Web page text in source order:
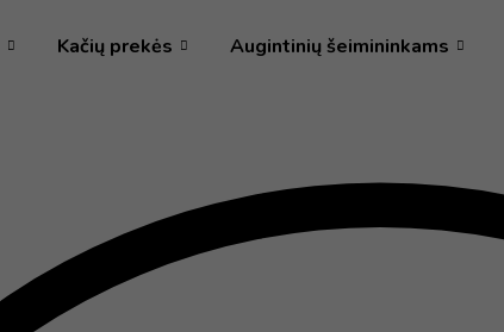
Kačių prekės Augintinių šeimininkams